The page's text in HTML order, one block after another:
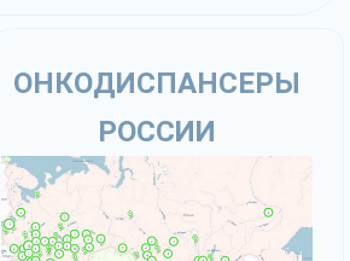
ОНКОДИСПАНСЕРЫ
РОССИИ